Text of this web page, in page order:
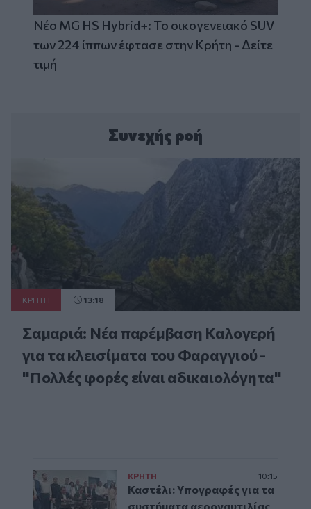
Νέο MG HS Hybrid+: Το οικογενειακό SUV
των 224 ίππων έφτασε στην Κρήτη - Δείτε
τιμή
Συνεχής ροή
ΚΡΗΤΗ 13:18
Σαμαριά: Νέα παρέμβαση Καλογερή
για τα κλεισίματα του Φαραγγιού -
"Πολλές φορές είναι αδικαιολόγητα"
ΚΡΗΤΗ 10:15
Καστέλι: Υπογραφές για τα
συστήματα αεροναυτιλίας